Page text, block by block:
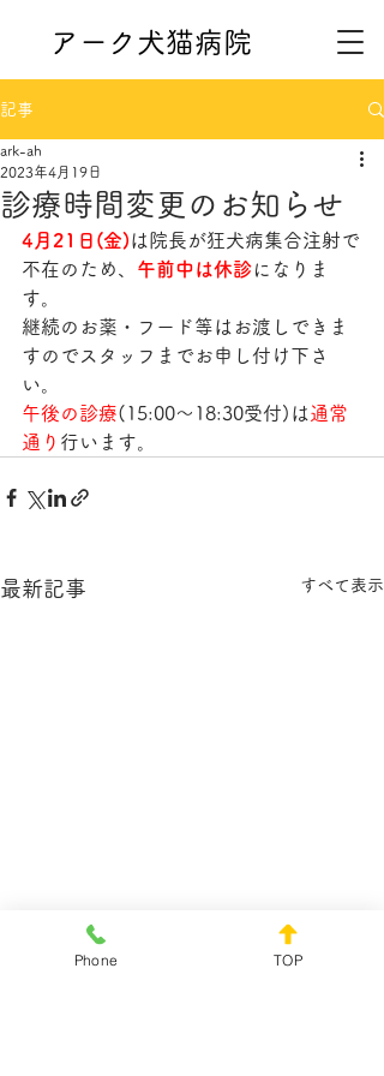
アーク犬猫病院
記事
診療時間変更のお知らせ
ark-ah
2023年4月19日
4月21日(金)は院長が狂犬病集合注射で
不在のため、 午前中は休診になりま
す。
継続のお薬・フード等はお渡しできま
すのでスタッフまでお申し付け下さ
い。
午後の診療(15:00～18:30受付)は通常
通り 行います。
最新記事 すべて表示
Phone TOP